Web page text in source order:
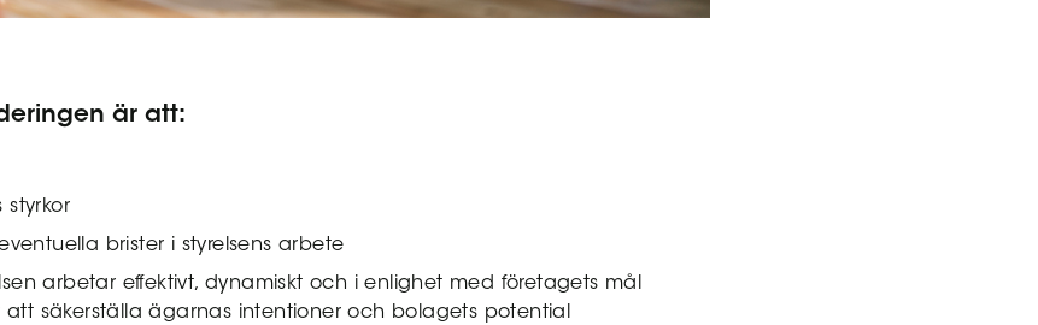
är att:
styrkor
brister i styrelsens arbete
arbetar effektivt, dynamiskt och i enlighet med företagets mål
att säkerställa ägarnas intentioner och bolagets potential